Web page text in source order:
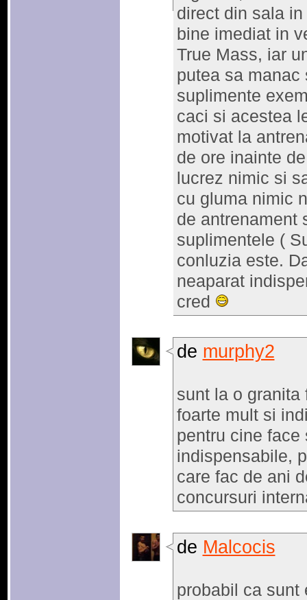
direct din sala
bine imediat in
True Mass, iar
putea sa manac
suplimente
caci si acestea
motivat la
de ore inainte
lucrez nimic si
cu gluma nimic
de antrenament
suplimentele (
conluzia este.
neaparat
cred
de murphy2
sunt la o granita
foarte mult si
pentru cine face
indispensabile,
care fac de ani
concursuri
de Malcocis
probabil ca sunt